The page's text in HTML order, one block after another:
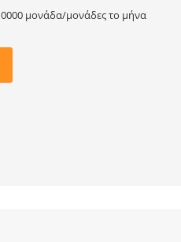
μονάδα/μονάδες το μήνα